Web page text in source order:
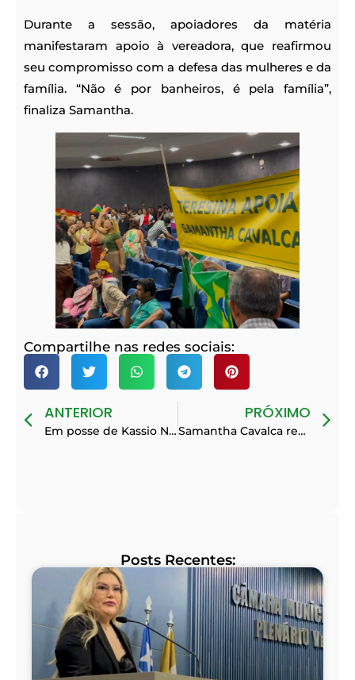
Durante a sessão, apoiadores da matéria
manifestaram apoio à vereadora, que reafirmou
seu compromisso com a defesa das mulheres e da
família. “Não é por banheiros, é pela família”,
finaliza Samantha.
Compartilhe nas redes sociais:
ANTERIOR
Em posse de Kassio Nunes, Samantha recebe apoio de Nikolas Ferreira para a Câmara dos Deputados
PRÓXIMO
Samantha Cavalca recebe Flávia Berthier em Teresina e reforça articulação de lideranças conservadoras no Nordeste
Posts Recentes: